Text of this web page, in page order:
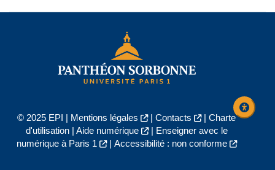
© 2025 EPI | Mentions légales | Contacts | Charte
d'utilisation| Aide numérique |
Enseigner avec le
numérique à Paris 1
| Accessibilité : non conforme